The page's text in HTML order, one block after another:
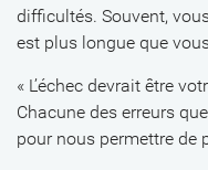
difficultés. Souvent,
est plus longue que
« L’échec devrait être
Chacune des erreurs
pour nous permettre de